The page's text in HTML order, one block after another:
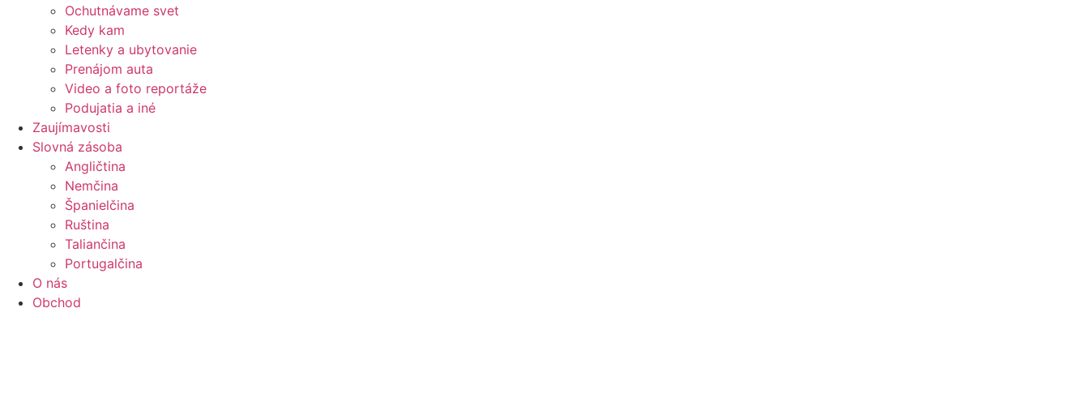
Ochutnávame svet
Kedy kam
Letenky a ubytovanie
Prenájom auta
Video a foto reportáže
Podujatia a iné
Zaujímavosti
Slovná zásoba
Angličtina
Nemčina
Španielčina
Ruština
Taliančina
Portugalčina
O nás
Obchod